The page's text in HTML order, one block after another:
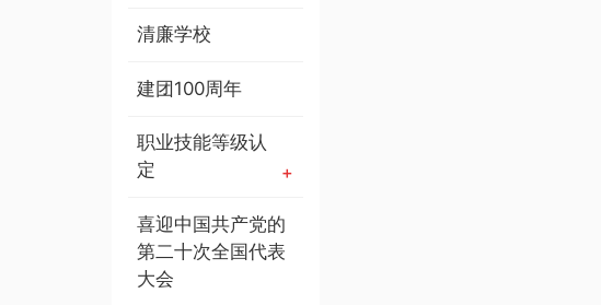
清廉学校
建团100周年
职业技能等级认
定
喜迎中国共产党的
第二十次全国代表
大会